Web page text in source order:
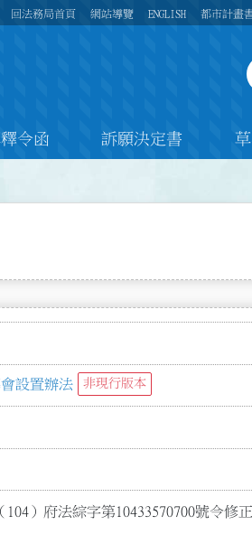
回法務局首頁 網站導覽 ENGLISH 都市計畫
令函 訴願決定書
設置辦法 非現行版本
）府法綜字第10433570700號令修